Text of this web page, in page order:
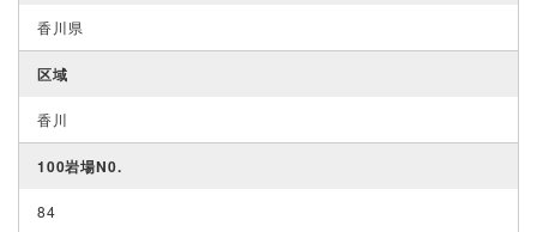
香川県
区域
香川
100岩場N0.
84